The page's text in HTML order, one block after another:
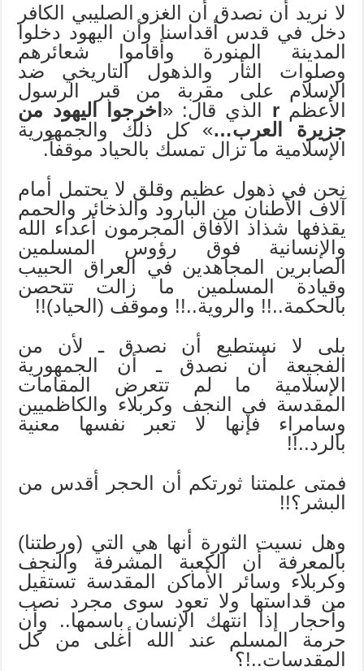
لا نريد أن نصدق أن الغزو الصليبي الكافر
دخل في قدس أقداسنا وأن اليهود دخلوا
المدينة المنورة وأقاموا شعائرهم
وصلوات الثأر والذهول التاريخي ضد
الإسلام على مقربة من قبر الرسول
الأعظمr الذي قال: « اخرجوا اليهود من
جزيرة العرب…» كل ذلك والجمهورية
الإسلامية ما تزال تمسك بالحياد موقفاً.
نحن في ذهول عظيم وقلق لا يحتمل أمام
آلاف الأطنان من البارود والذخائر والحمم
يقذفها شذاذ الآفاق المجرمون أعداء الله
والإنسانية فوق رؤوس المسلمين
الصابرين المجاهدين في العراق الحبيب
وقيادة المسلمين ما زالت تتحصن
بالحكمة..!! والروية..!! وموقف (الحياد)!!
بلى لا نستطيع أن نصدق ـ لأن من
الفجيعة أن نصدق ـ أن الجمهورية
الإسلامية ما لم تتعرض المقامات
المقدسة في النجف وكربلاء والكاظميين
وسامراء فإنها لا تعبر نفسها معنية
بالرد..!!
فمتى علمتنا ثورتكم أن الحجر أقدس من
البشر؟!!
وهل نسيت الثورة أنها هي التي (ورطتنا)
بالمعرفة أن الكعبة المشرفة والنجف
وكربلاء وسائر الأماكن المقدسة تستقيل
من قداستها ولا تعود سوى مجرد نصب
وأحجار إذا انتهك الإنسان باسمها.. وأن
حرمة المسلم عند الله أغلى من كل
المقدسات..!؟